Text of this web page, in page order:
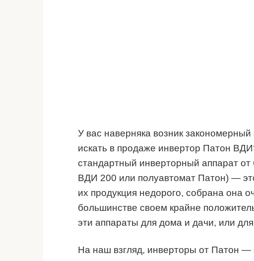
У вас наверняка возник
искать в продаже инвертор Патон
стандартный инверторный аппарат
ВДИ 200 или полуавтомат Патон) —
их продукция недорого, собрана она
большинстве своем крайне
эти аппараты для дома и дачи, или
На наш взгляд, инверторы от Патон —